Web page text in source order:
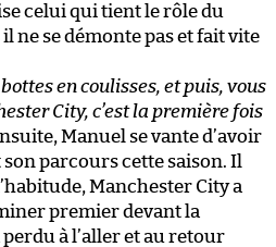
celui qui tient le rôle du
ne se démonte pas et fait vite
en coulisses, et puis, vous
City, c’est la première fois
Manuel se vante d’avoir
son parcours cette saison. Il
Manchester City a
premier devant la
à l’aller et au retour